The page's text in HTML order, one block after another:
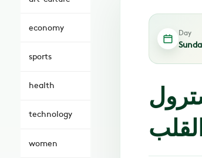
economy
sports
health
technology
women
Day